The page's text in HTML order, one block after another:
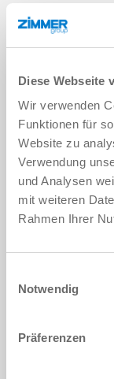
Diese Webseite
Wir verwenden
Funktionen für
Website zu
Verwendung
und Analysen
mit weiteren
Rahmen Ihrer
Notwendig
Präferenzen
PLIKI DO